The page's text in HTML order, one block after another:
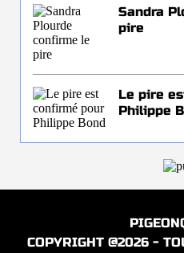
Sandra
pire
Le pire
Philippe
COPYRIGHT @2026 -